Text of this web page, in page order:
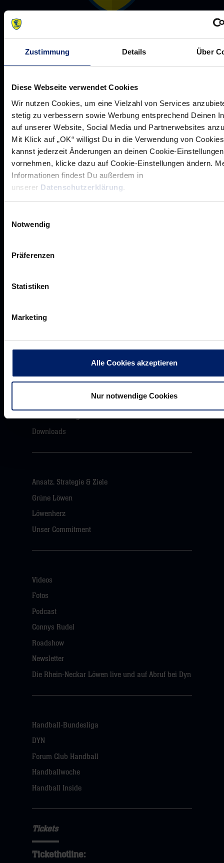
Zustimmung Details Über
Diese Webseite verwendet Cookies
Wir nutzen Cookies, um eine Vielzahl von Services
stetig zu verbessern sowie Werbung entsprechend Deinen
auf unserer Website, Social Media und Partnerwebsites
Mit Klick auf „OK“ willigst Du in die Verwendung von
kannst jederzeit Änderungen an deinen Cookie-Einstellungen
vornehmen, klicke dazu auf Cookie-Einstellungen ändern.
Informationen findest Du außerdem in
unserer Datenschutzerklärung.
Notwendig
Präferenzen
Statistiken
Marketing
Alle Cookies akzeptieren
Nur notwendige Cookies
Rhein-Neckar Löwen GmbH
Historie
Jobs
Aufsichtsrat
Löwenherz
Ansprechpartner*innen
Werbemöglichkeiten
Business-News
Wirtschaftslöwen
Akkreditierungen
Downloads
Ansatz, Strategie & Ziele
Grüne Löwen
Löwenherz
Unser Commitment
Videos
Fotos
Podcast
Connys Rudel
Roadshow
Newsletter
Die Rhein-Neckar Löwen live und auf Abruf bei Dyn
Handball-Bundesliga
DYN
Forum Club Handball
Handballwoche
Handball Inside
Tickets
Tickethotline: